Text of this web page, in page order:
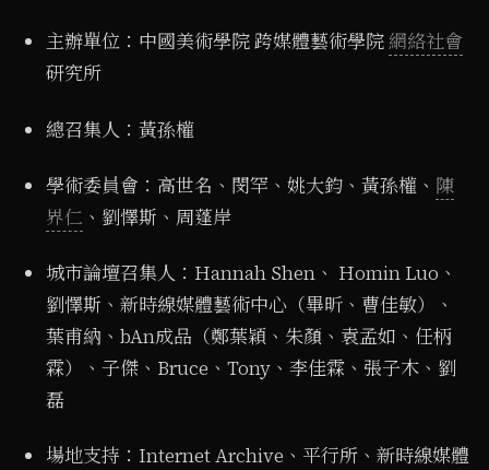
主辦單位：中國美術學院 跨媒體藝術學院網絡社會
研究所
總召集人：黃孫權
學術委員會：高世名、閔罕、姚大鈞、黃孫權、 陳
界仁 、劉懌斯、周蓬岸
城市論壇召集人：Hannah Shen、 Homin Luo、
劉懌斯、新時線媒體藝術中心（畢昕、曹佳敏）、
葉甫納、bAn成品（鄭葉穎、朱顏、袁孟如、任柄
霖）、子傑、Bruce、Tony、李佳霖、張子木、劉
磊
場地支持：Internet Archive、平行所、新時線媒體